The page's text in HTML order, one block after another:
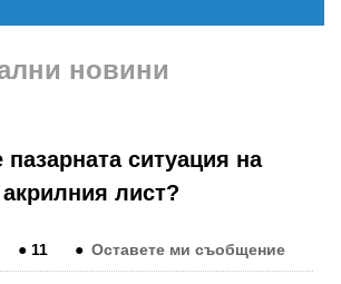
новини
пазарната ситуация на
акрилния лист?
● 11 ● Оставете ми съобщение